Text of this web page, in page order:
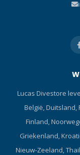
Lucas Divestore
België, Duitsland,
Finland,
Griekenland,
Nieuw-Zeeland,